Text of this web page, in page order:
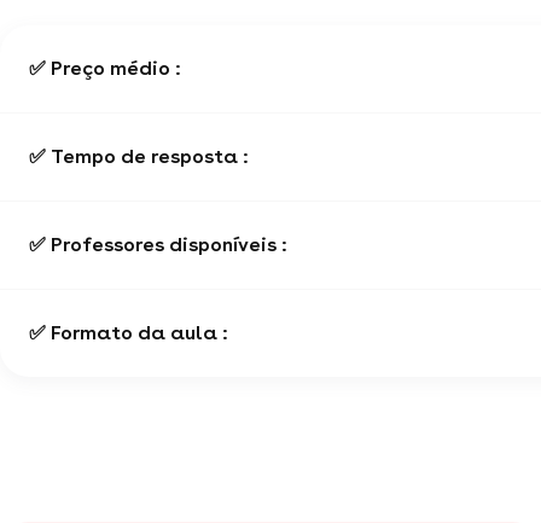
✅ Preço médio :
✅ Tempo de resposta :
✅ Professores disponíveis :
✅ Formato da aula :